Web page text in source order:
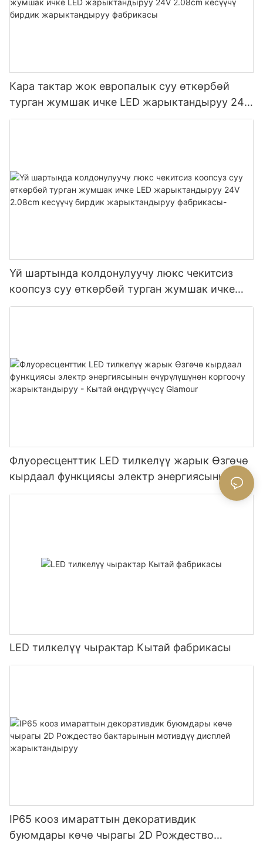
Кара тактар ​​жок европалык суу өткөрбөй
турган жумшак ичке LED жарыктандыруу 24V
2.08cm кесүүчү бирдик жарыктандыруу
Үй шартында колдонулуучу люкс чекитсиз
коопсуз суу өткөрбөй турган жумшак ичке
LED жарыктандыруу 24V 2.08cm кесүүчү
Флуоресценттик LED тилкелүү жарык Өзгөчө
кырдаал функциясы электр энергиясынын
өчүрүлүшүнөн коргоочу жарыктандыруу -
LED тилкелүү чырактар ​​Кытай фабрикасы
IP65 кооз имараттын декоративдик
буюмдары көчө чырагы 2D Рождество